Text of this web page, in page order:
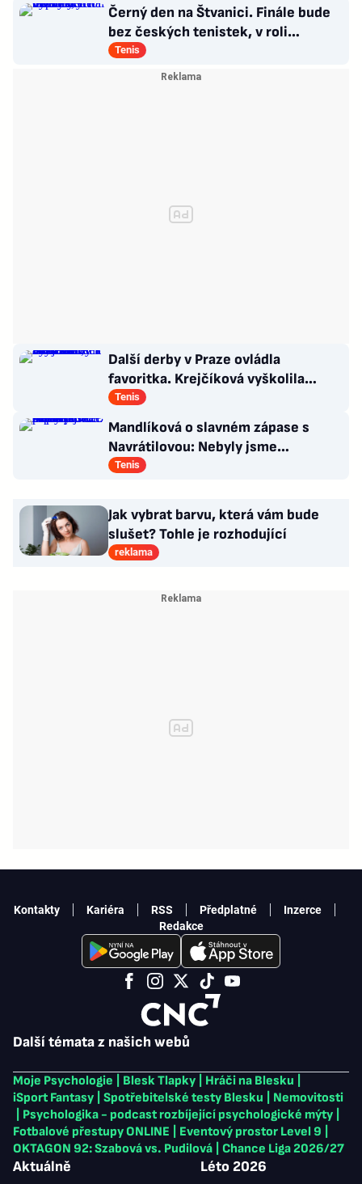
Černý den na Štvanici. Finále bude
bez českých tenistek, v roli
favoritek vypadly
Tenis
Další derby v Praze ovládla
favoritka. Krejčíková vyškolila
Šalkovou, zbytek Češek ale smutní
Tenis
Mandlíková o slavném zápase s
Navrátilovou: Nebyly jsme
připravené. Příště přiveze dceru
Tenis
Jak vybrat barvu, která vám bude
slušet? Tohle je rozhodující
reklama
Další témata z našich webů
Moje Psychologie Blesk Tlapky Hráči na Blesku
iSport Fantasy
Spotřebitelské testy Blesku
Nemovitosti
Psychologika - podcast rozbíjející psychologické mýty
Fotbalové přestupy ONLINE
Eventový prostor Level 9
OKTAGON 92: Szabová vs. Pudilová
Chance Liga 2026/27
Aktuálně Léto 2026
Kontakty Kariéra RSS Předplatné
Inzerce
Redakce